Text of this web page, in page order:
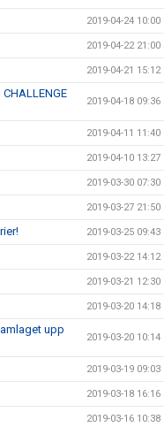
2019-04-24 10:00
2019-04-22 21:00
2019-04-21 15:12
CHALLENGE
2019-04-18 09:36
2019-04-11 11:40
2019-04-10 13:27
2019-03-30 07:30
2019-03-27 21:50
2019-03-25 09:43
2019-03-22 14:12
2019-03-21 12:30
2019-03-20 14:18
upp
2019-03-20 10:14
2019-03-19 09:03
2019-03-18 16:16
2019-03-16 10:38